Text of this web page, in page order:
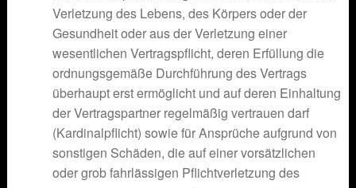
Verletzung des Lebens, des Körpers oder der
Gesundheit oder aus der Verletzung einer
wesentlichen Vertragspflicht, deren Erfüllung die
ordnungsgemäße Durchführung des Vertrags
überhaupt erst ermöglicht und auf deren Einhaltung
der Vertragspartner regelmäßig vertrauen darf
(Kardinalpflicht) sowie für Ansprüche aufgrund von
sonstigen Schäden, die auf einer vorsätzlichen
oder grob fahrlässigen Pflichtverletzung des